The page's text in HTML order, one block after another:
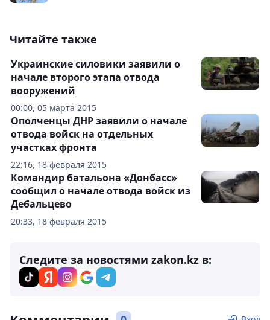
Читайте также
00:00, 05 марта 2015
Украинские силовики заявили о
начале второго этапа отвода
вооружений
22:16, 18 февраля 2015
Ополченцы ДНР заявили о начале
отвода войск на отдельных
участках фронта
20:33, 18 февраля 2015
Командир батальона «Донбасс»
сообщил о начале отвода войск из
Дебальцево
Следите за новостями zakon.kz в: